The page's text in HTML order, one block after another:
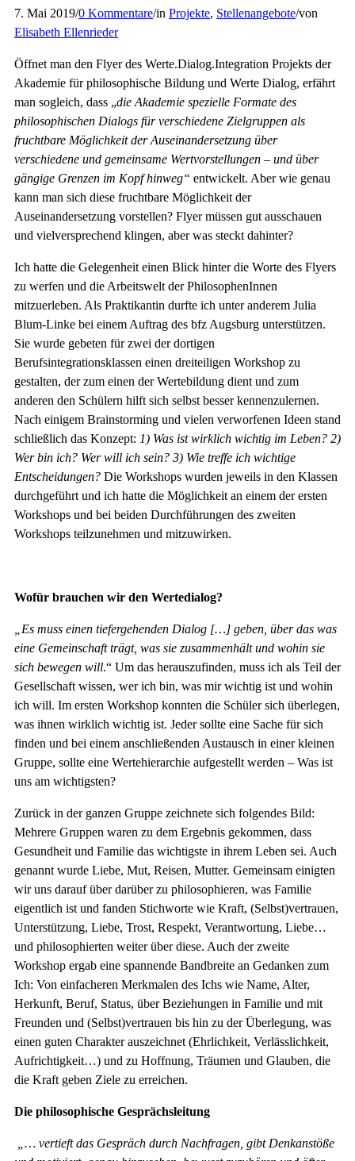
7. Mai 2019/0 Kommentare/in Projekte, Stellenangebote/von
Elisabeth Ellenrieder
Öffnet man den Flyer des Werte.Dialog.Integration Projekts der
Akademie für philosophische Bildung und Werte Dialog, erfährt
man sogleich, dass „die Akademie spezielle Formate des
philosophischen Dialogs für verschiedene Zielgruppen als
fruchtbare Möglichkeit der Auseinandersetzung über
verschiedene und gemeinsame Wertvorstellungen – und über
gängige Grenzen im Kopf hinweg“ entwickelt. Aber wie genau
kann man sich diese fruchtbare Möglichkeit der
Auseinandersetzung vorstellen? Flyer müssen gut ausschauen
und vielversprechend klingen, aber was steckt dahinter?
Ich hatte die Gelegenheit einen Blick hinter die Worte des Flyers
zu werfen und die Arbeitswelt der PhilosophenInnen
mitzuerleben. Als Praktikantin durfte ich unter anderem Julia
Blum-Linke bei einem Auftrag des bfz Augsburg unterstützen.
Sie wurde gebeten für zwei der dortigen
Berufsintegrationsklassen einen dreiteiligen Workshop zu
gestalten, der zum einen der Wertebildung dient und zum
anderen den Schülern hilft sich selbst besser kennenzulernen.
Nach einigem Brainstorming und vielen verworfenen Ideen stand
schließlich das Konzept: 1) Was ist wirklich wichtig im Leben? 2)
Wer bin ich? Wer will ich sein? 3) Wie treffe ich wichtige
Entscheidungen? Die Workshops wurden jeweils in den Klassen
durchgeführt und ich hatte die Möglichkeit an einem der ersten
Workshops und bei beiden Durchführungen des zweiten
Workshops teilzunehmen und mitzuwirken.
Wofür brauchen wir den Wertedialog?
„Es muss einen tiefergehenden Dialog […] geben, über das was
eine Gemeinschaft trägt, was sie zusammenhält und wohin sie
sich bewegen will.“ Um das herauszufinden, muss ich als Teil der
Gesellschaft wissen, wer ich bin, was mir wichtig ist und wohin
ich will. Im ersten Workshop konnten die Schüler sich überlegen,
was ihnen wirklich wichtig ist. Jeder sollte eine Sache für sich
finden und bei einem anschließenden Austausch in einer kleinen
Gruppe, sollte eine Wertehierarchie aufgestellt werden – Was ist
uns am wichtigsten?
Zurück in der ganzen Gruppe zeichnete sich folgendes Bild:
Mehrere Gruppen waren zu dem Ergebnis gekommen, dass
Gesundheit und Familie das wichtigste in ihrem Leben sei. Auch
genannt wurde Liebe, Mut, Reisen, Mutter. Gemeinsam einigten
wir uns darauf über darüber zu philosophieren, was Familie
eigentlich ist und fanden Stichworte wie Kraft, (Selbst)vertrauen,
Unterstützung, Liebe, Trost, Respekt, Verantwortung, Liebe…
und philosophierten weiter über diese. Auch der zweite
Workshop ergab eine spannende Bandbreite an Gedanken zum
Ich: Von einfacheren Merkmalen des Ichs wie Name, Alter,
Herkunft, Beruf, Status, über Beziehungen in Familie und mit
Freunden und (Selbst)vertrauen bis hin zu der Überlegung, was
einen guten Charakter auszeichnet (Ehrlichkeit, Verlässlichkeit,
Aufrichtigkeit…) und zu Hoffnung, Träumen und Glauben, die
die Kraft geben Ziele zu erreichen.
Die philosophische Gesprächsleitung
„… vertieft das Gespräch durch Nachfragen, gibt Denkanstöße